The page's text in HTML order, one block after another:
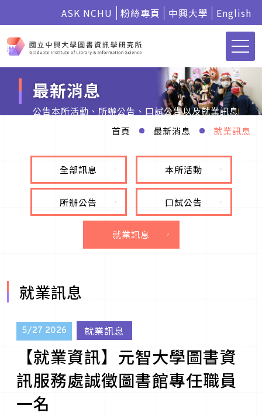
ASK NCHU 粉絲專頁 中興大學 English
最新消息
公告本所活動、所辦公告、口試公告以及就業訊息
首頁
最新消息 就業訊息
全部訊息 本所活動
所辦公告 口試公告
就業訊息
就業訊息
5/27 2026 就業訊息
【就業資訊】元智大學圖書資
訊服務處誠徵圖書館專任職員
一名